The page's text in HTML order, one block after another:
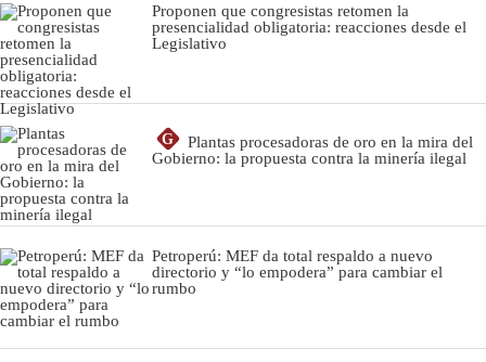
Proponen que congresistas retomen la
presencialidad obligatoria: reacciones desde el
Legislativo
G
Plantas procesadoras de oro en la mira del
Gobierno: la propuesta contra la minería ilegal
Petroperú: MEF da total respaldo a nuevo
directorio y “lo empodera” para cambiar el
rumbo